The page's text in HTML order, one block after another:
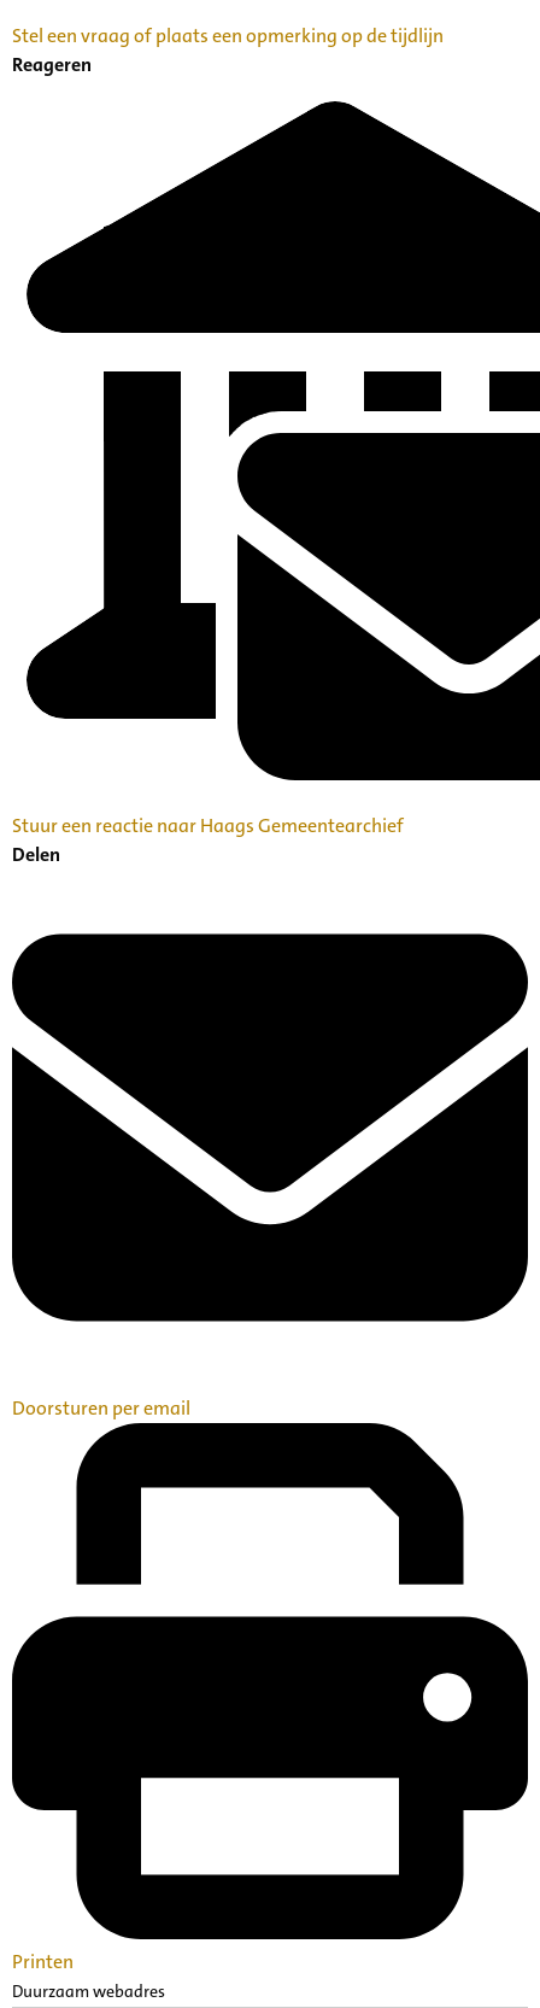
Stel een vraag of plaats een opmerking op de tijdlijn
Reageren
Stuur een reactie naar Haags Gemeentearchief
Delen
Doorsturen per email
Printen
Duurzaam webadres